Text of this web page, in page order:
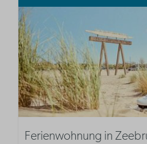
Ferienwohnung in